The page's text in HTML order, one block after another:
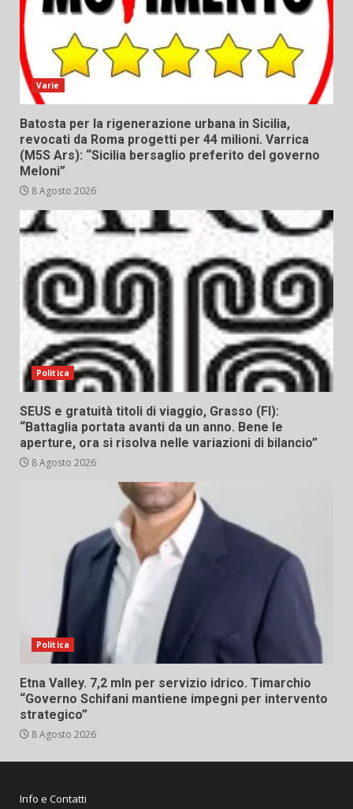
Varie
Batosta per la rigenerazione urbana in Sicilia,
revocati da Roma progetti per 44 milioni. Varrica
(M5S Ars): “Sicilia bersaglio preferito del governo
Meloni”
8 Agosto 2026
Politica
SEUS e gratuità titoli di viaggio, Grasso (FI):
“Battaglia portata avanti da un anno. Bene le
aperture, ora si risolva nelle variazioni di bilancio”
8 Agosto 2026
Politica
Etna Valley. 7,2 mln per servizio idrico. Timarchio
“Governo Schifani mantiene impegni per intervento
strategico”
8 Agosto 2026
Info e Contatti